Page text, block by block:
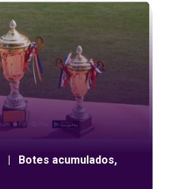
| Botes acumulados,